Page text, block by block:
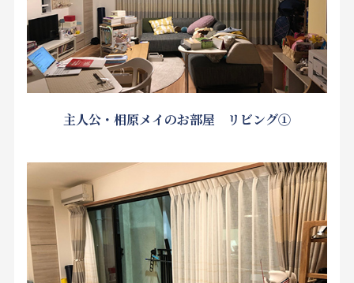
主人公・相原メイのお部屋 リビング①